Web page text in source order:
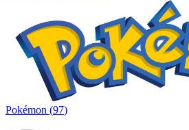
Pokémon (97)